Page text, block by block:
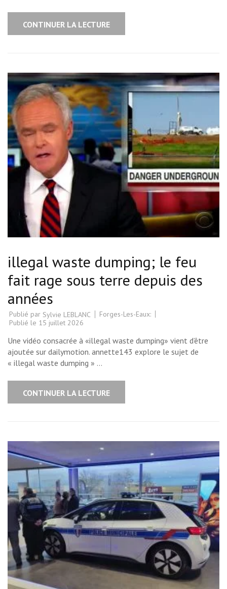
CONTINUER LA LECTURE
illegal waste dumping; le feu
fait rage sous terre depuis des
années
Publié par Sylvie LEBLANC
Forges-Les-Eaux:
Publié le 15 juillet 2026
Une vidéo consacrée à «illegal waste dumping» vient d’être
ajoutée sur dailymotion. annette143 explore le sujet de
« illegal waste dumping » …
CONTINUER LA LECTURE